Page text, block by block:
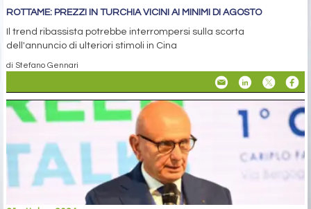
ROTTAME: PREZZI IN TURCHIA VICINI AI MINIMI DI AGOSTO
Il trend ribassista potrebbe interrompersi sulla scorta
dell'annuncio di ulteriori stimoli in Cina
di Stefano Gennari